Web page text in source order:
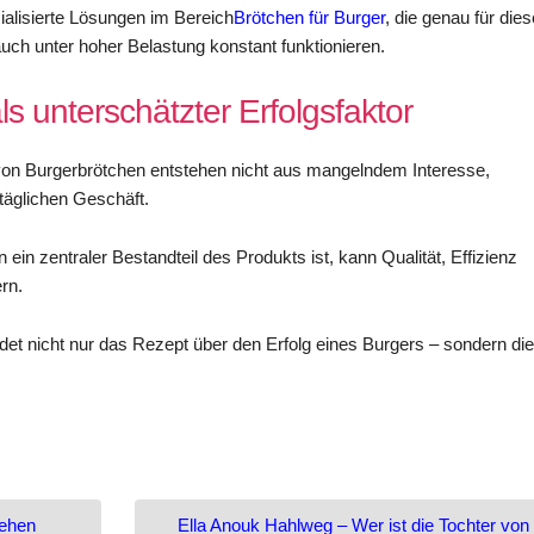
Lösungen im BereichBrötchen für Burger, die genau für
unter hoher Belastung konstant funktionieren.
unterschätzter Erfolgsfaktor
Burgerbrötchen entstehen nicht aus mangelndem Interesse,
Geschäft.
zentraler Bestandteil des Produkts ist, kann Qualität, Effizienz
nicht nur das Rezept über den Erfolg eines Burgers – sondern die
Ella Anouk Hahlweg – Wer ist die Tochter von